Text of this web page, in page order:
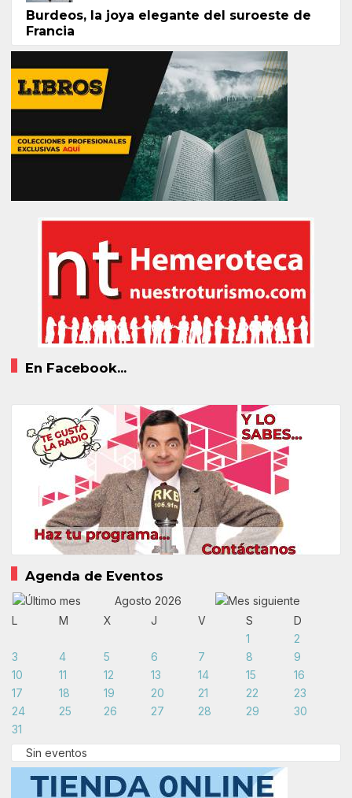
Burdeos, la joya elegante del suroeste de
Francia
En Facebook...
Agenda de Eventos
Agosto 2026
L
M X J V S
D
1
2
3
4 5 6 7 8
9
10
11 12 13 14 15
16
17
18 19 20 21 22
23
24
25 26 27 28 29
30
31
Sin eventos